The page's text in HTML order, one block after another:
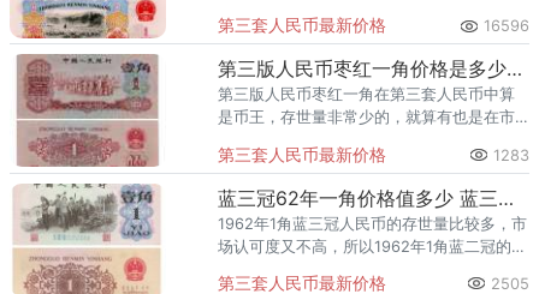
而定。
第三套人民币最新价格 16596
第三版人民币枣红一角价格是多少钱？值得入手收藏吗？
第三版人民币枣红一角在第三套人民币中算
是币王，存世量非常少的，就算有也是在市
常高。那么，你知道第三版人民币枣红一角
价格是多少钱吗？你认为第三
第三套人民币最新价格 1283
蓝三冠62年一角价格值多少 蓝三冠一角现在价格
1962年1角蓝三冠人民币的存世量比较多，市
场认可度又不高，所以1962年1角蓝二冠的市
第三套人民币最新价格 2505